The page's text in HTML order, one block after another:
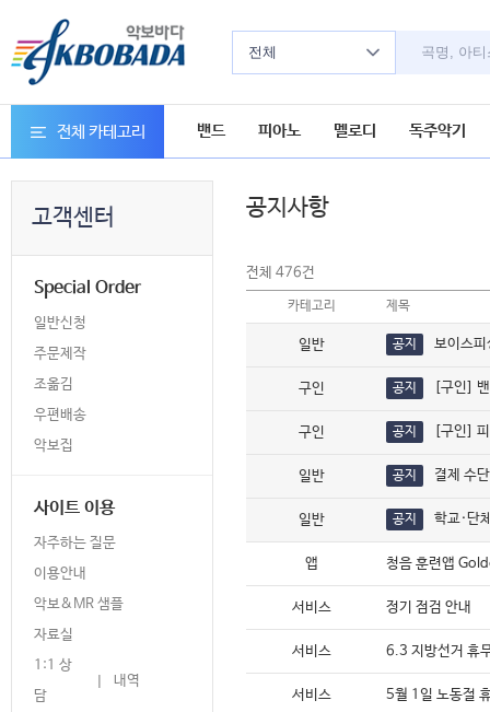
전체
전체 카테고리 밴드 피아노 멜로디 독주악기
고객센터
Special Order
일반신청
주문제작
조옮김
우편배송
악보집
사이트 이용
자주하는 질문
이용안내
악보&MR 샘플
자료실
1:1 상
담
내역
공지사항
전체 476건
카테고리 제목
일반 공지 보이스피
구인 공지 [구인]
구인 공지 [구인]
일반 공지 결제 수
일반 공지 학교·단
앱 청음 훈련앱
서비스 정기 점검 안내
서비스 6.3 지방선거 휴
서비스 5월 1일 노동절